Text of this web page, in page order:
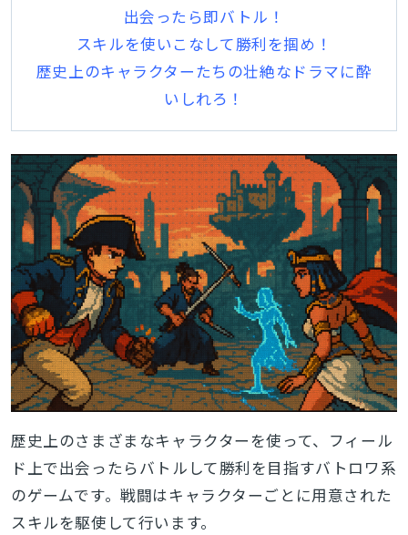
出会ったら即バトル！
スキルを使いこなして勝利を掴め！
歴史上のキャラクターたちの壮絶なドラマに酔
いしれろ！
歴史上のさまざまなキャラクターを使って、フィール
ド上で出会ったらバトルして勝利を目指すバトロワ系
のゲームです。戦闘はキャラクターごとに用意された
スキルを駆使して行います。